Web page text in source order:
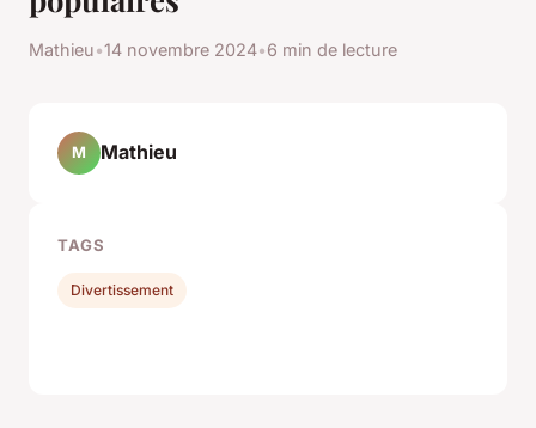
Mathieu•14 novembre 2024•6 min de lecture
M Mathieu
TAGS
Divertissement